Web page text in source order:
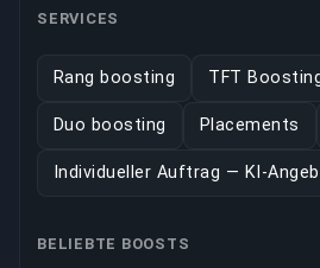
SERVICES
Rang boosting TFT
Duo boosting Placements
Individueller Auftrag — KI-
BELIEBTE BOOSTS